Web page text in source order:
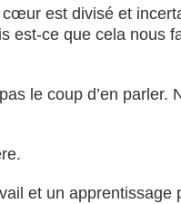
est divisé et
est-ce que cela nous
le coup d’en parler.
et un